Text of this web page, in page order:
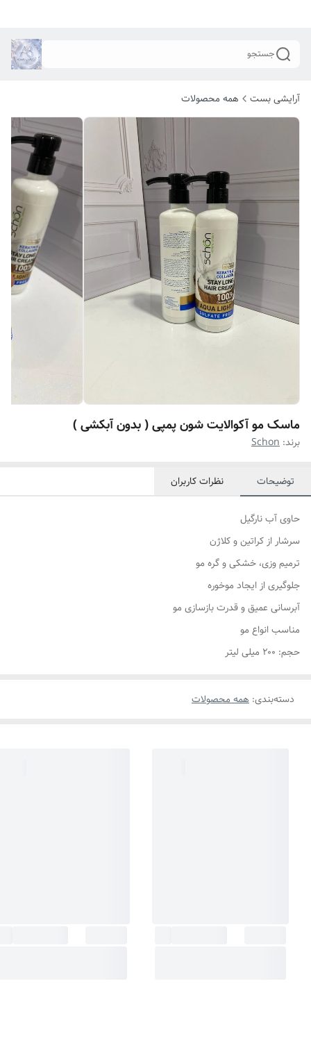
جستجو
آرایشی بست همه محصولات
ماسک مو آکوالایت شون پمپی ( بدون آبکشی )
برند: Schon
توضیحات نظرات کاربران
حاوی آب نارگیل
سرشار از کراتین و کلاژن
ترمیم وزی، خشکی و گره مو
جلوگیری از ایجاد موخوره
آبرسانی عمیق و قدرت بازسازی مو
مناسب انواع مو
حجم: ۲۰۰ میلی لیتر
دسته‌بندی: همه محصولات